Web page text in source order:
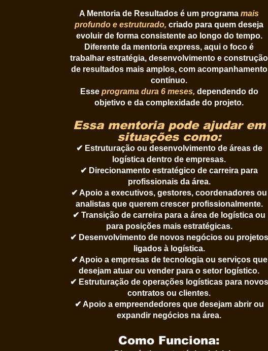
A Mentoria de Resultados é um programamais
profundo e estruturado,criado para quem deseja
evoluir de forma consistente ao longo do tempo.
Diferente da mentoria express, aqui o foco é
trabalhar estratégia, desenvolvimento e construção
de resultados mais amplos, com acompanhamento
contínuo.
Esse programa dura 6 meses, dependendo do
objetivo e da complexidade do projeto.
Essa mentoria pode ajudar em
situações como:​
✔ Estruturação ou desenvolvimento de áreas de
logística dentro de empresas.
✔ Direcionamento estratégico de carreira para
profissionais da área.
✔ Apoio a executivos, gestores, coordenadores ou
analistas que querem crescer profissionalmente.
✔ Transição de carreira para a área de logística ou
para posições mais estratégicas.
✔ Desenvolvimento de novos negócios ou projetos
ligados à logística.
✔ Apoio a empresas de tecnologia ou serviços que
desejam atuar ou vender para o setor logístico.
✔ Estruturação de operações logísticas para novos
contratos ou clientes.
✔ Apoio a empreendedores que desejam abrir ou
expandir negócios na área.
Como Funciona: